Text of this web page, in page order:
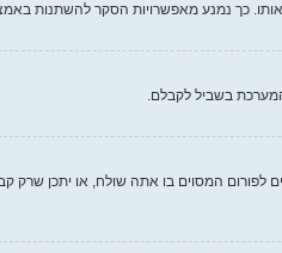
כך נמנע מאפשרויות הסקר להשתנות
בשביל לקבלם.
המסוים בו אתה שולח, או יתכן שרק